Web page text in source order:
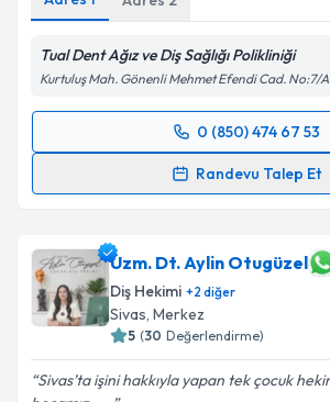
Tual Dent Ağız ve Diş Sağlığı Polikliniği
Kurtuluş Mah. Gönenli Mehmet Efendi Cad. No:7/A
0 (850) 474 67 53
Randevu Talep Et
Randevu Takvimi Talebi
takvim hazırlandığında e-posta ile
E-posta Adresiniz
Uzm. Dt. Aylin Otugüzel
Diş Hekimi +2 diğer
Sivas, Merkez
5 (30 Değerlendirme)
Sivas’ta işini hakkıyla yapan tek çocuk